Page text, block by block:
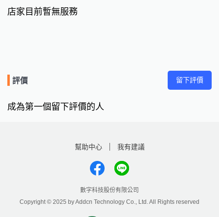
店家目前暫無服務
評價 留下評價
成為第一個留下評價的人
幫助中心 我有建議
數字科技股份有限公司
Copyright © 2025 by Addcn Technology Co., Ltd. All Rights reserved